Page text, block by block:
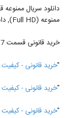
ممنوعه (Full HD), دانلود سریال ممنوعه آنلاین با کیفیت بالا قسمت 7 هفتم
خرید قانونی قسمت 7 هفتم ممنوعه از لینک زیر
"خرید قانونی - کیفیت 480 - قیمت 3500 تومان
"خرید قانونی - کیفیت 720 - قیمت 4000 تومان
"خرید قانونی - کیفیت 1080 - قیمت 4500 تومان